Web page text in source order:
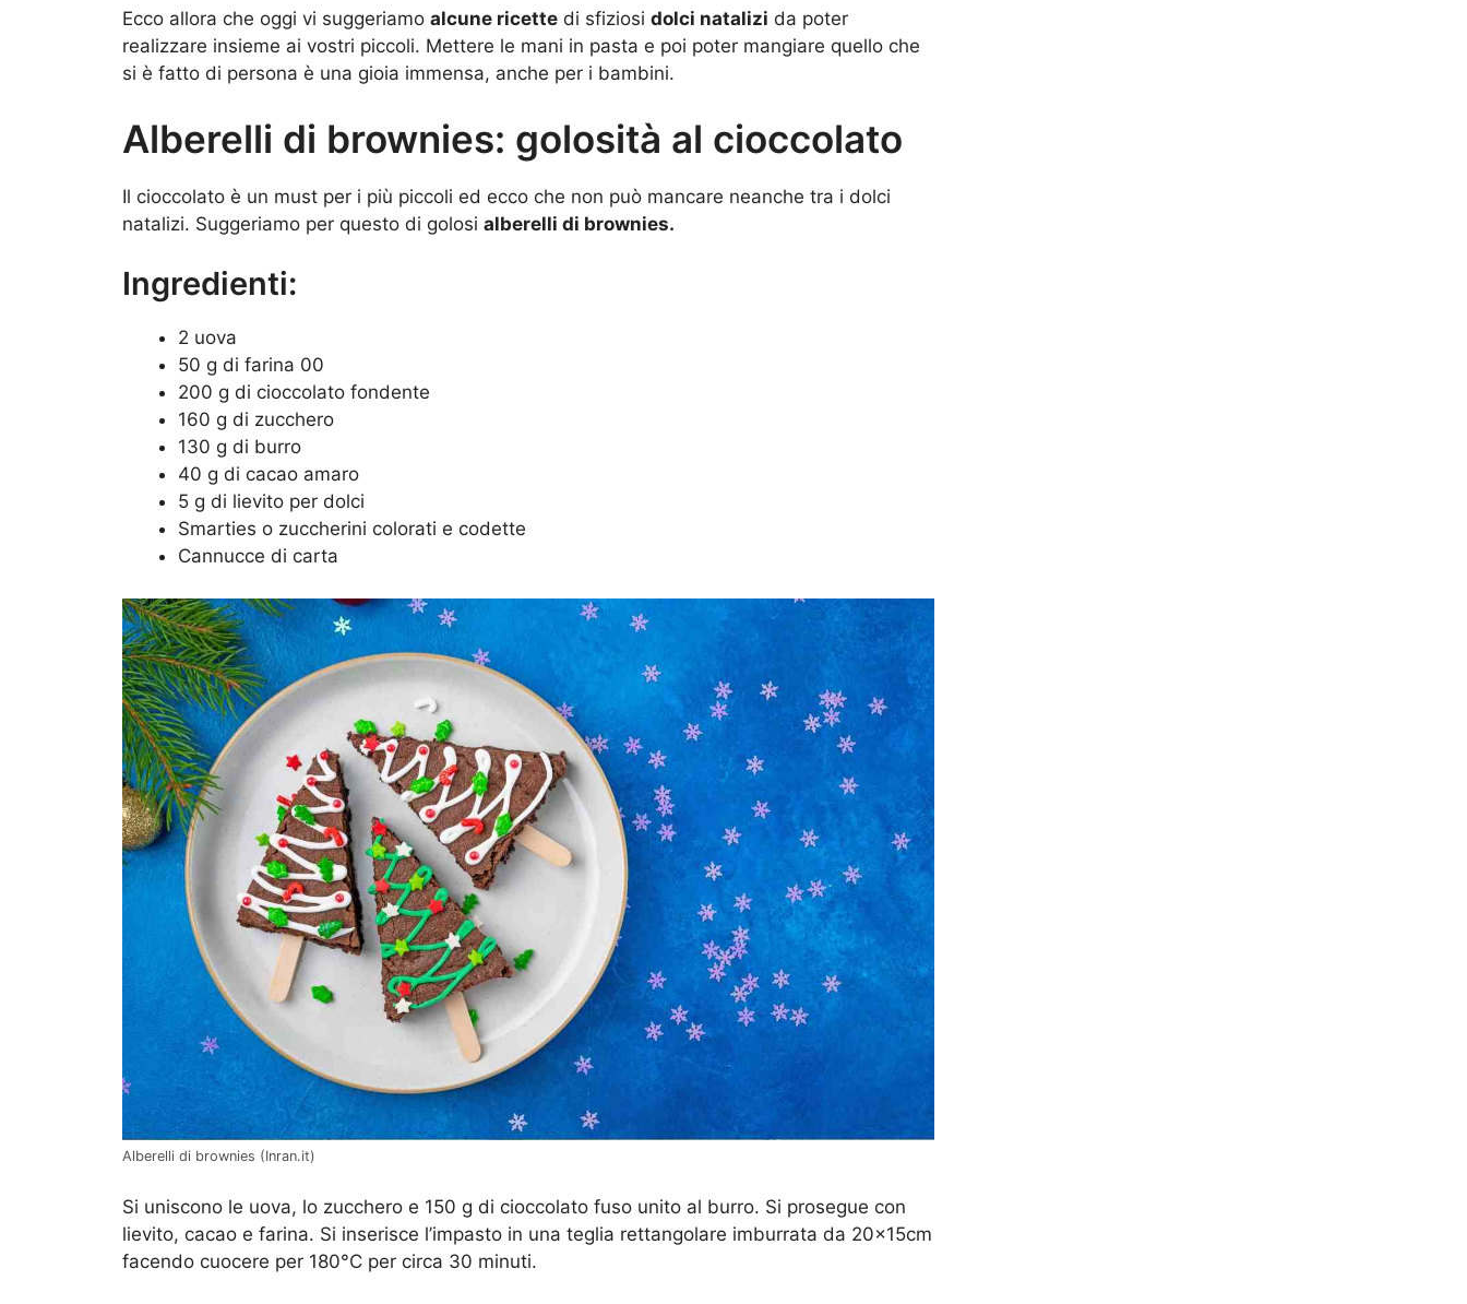
Ecco allora che oggi vi suggeriamo alcune ricette di sfiziosi dolci natalizi da poter
realizzare insieme ai vostri piccoli. Mettere le mani in pasta e poi poter mangiare quello che
si è fatto di persona è una gioia immensa, anche per i bambini.
Alberelli di brownies: golosità al cioccolato
Il cioccolato è un must per i più piccoli ed ecco che non può mancare neanche tra i dolci
natalizi. Suggeriamo per questo di golosi alberelli di brownies.
Ingredienti:
2 uova
50 g di farina 00
200 g di cioccolato fondente
160 g di zucchero
130 g di burro
40 g di cacao amaro
5 g di lievito per dolci
Smarties o zuccherini colorati e codette
Cannucce di carta
Alberelli di brownies (Inran.it)
Si uniscono le uova, lo zucchero e 150 g di cioccolato fuso unito al burro. Si prosegue con
lievito, cacao e farina. Si inserisce l’impasto in una teglia rettangolare imburrata da 20x15cm
facendo cuocere per 180°C per circa 30 minuti.